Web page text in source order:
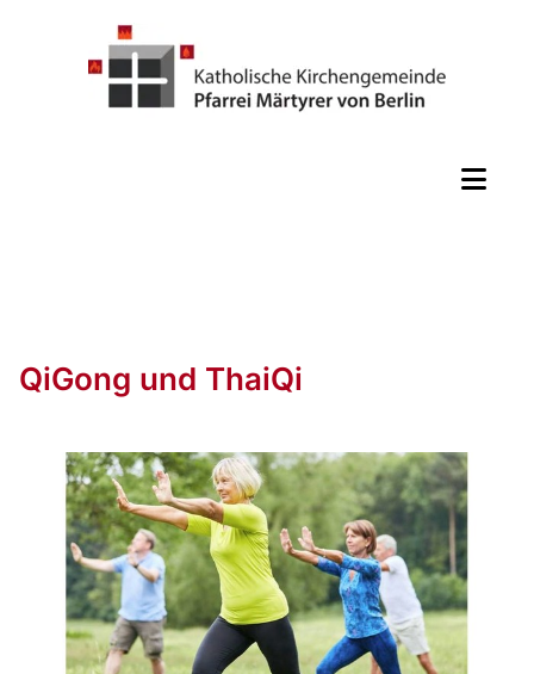
QiGong und ThaiQi